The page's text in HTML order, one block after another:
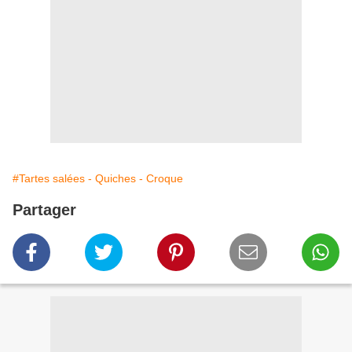
#Tartes salées - Quiches - Croque
Partager